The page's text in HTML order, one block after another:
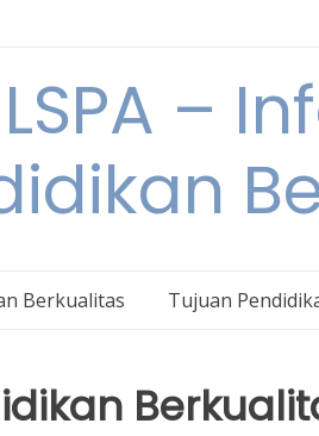
–
Berkualitas Tujuan